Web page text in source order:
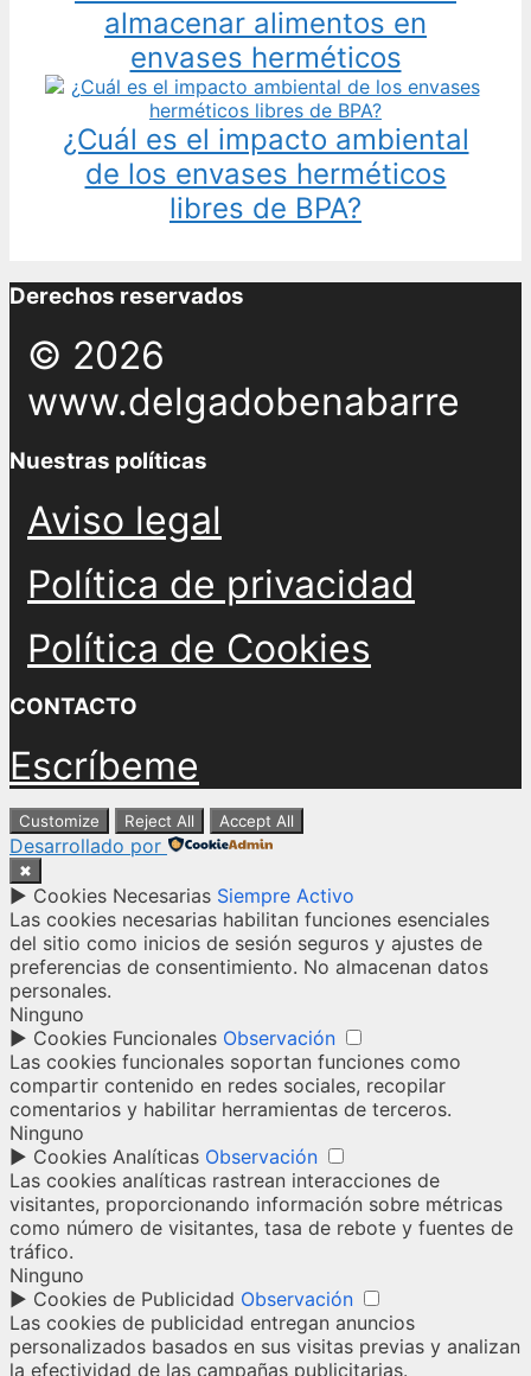
almacenar alimentos en
envases herméticos
¿Cuál es el impacto ambiental
de los envases herméticos
libres de BPA?
Derechos reservados
© 2026
www.delgadobenabarre
Nuestras políticas
Aviso legal
Política de privacidad
Política de Cookies
CONTACTO
Escríbeme
Customize Reject All Accept All
Desarrollado por
✖
► Cookies Necesarias Siempre Activo
Las cookies necesarias habilitan funciones esenciales
del sitio como inicios de sesión seguros y ajustes de
preferencias de consentimiento. No almacenan datos
personales.
Ninguno
► Cookies Funcionales Observación
Las cookies funcionales soportan funciones como
compartir contenido en redes sociales, recopilar
comentarios y habilitar herramientas de terceros.
Ninguno
► Cookies Analíticas Observación
Las cookies analíticas rastrean interacciones de
visitantes, proporcionando información sobre métricas
como número de visitantes, tasa de rebote y fuentes de
tráfico.
Ninguno
► Cookies de Publicidad Observación
Las cookies de publicidad entregan anuncios
personalizados basados en sus visitas previas y analizan
la efectividad de las campañas publicitarias.